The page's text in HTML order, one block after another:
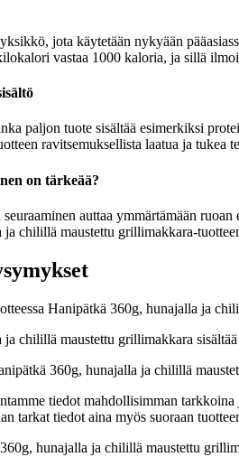
jota käytetään nykyään
vastaa 1000 kaloria, ja sillä
paljon tuote sisältää esimerkiksi
ravitsemuksellista laatua ja tukea
on tärkeää?
auttaa ymmärtämään
chilillä maustettu grillimakkara-
Hanipätkä 360g, hunajalla ja
chilillä maustettu grillimakkara
360g, hunajalla ja chilillä
tiedot mahdollisimman
tarkat tiedot aina myös suoraan
hunajalla ja chilillä maustettu